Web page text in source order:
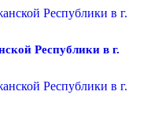
Республики в г.